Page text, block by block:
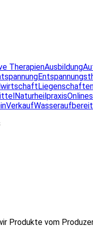
TherapienAusbildung
Naturheilpraxis
Verkauf
Produkte vom